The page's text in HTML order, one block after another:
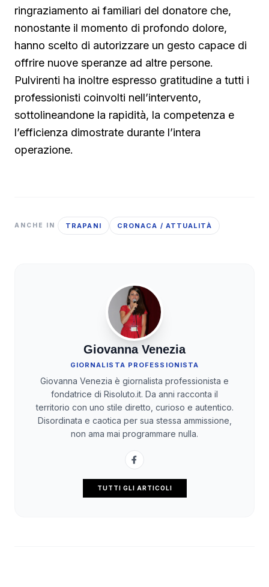
ringraziamento ai familiari del donatore che,
nonostante il momento di profondo dolore,
hanno scelto di autorizzare un gesto capace di
offrire nuove speranze ad altre persone.
Pulvirenti ha inoltre espresso gratitudine a tutti i
professionisti coinvolti nell’intervento,
sottolineandone la rapidità, la competenza e
l’efficienza dimostrate durante l’intera
operazione.
ANCHE IN TRAPANI CRONACA / ATTUALITÀ
Giovanna Venezia
GIORNALISTA PROFESSIONISTA
Giovanna Venezia è giornalista professionista e
fondatrice di Risoluto.it. Da anni racconta il
territorio con uno stile diretto, curioso e autentico.
Disordinata e caotica per sua stessa ammissione,
non ama mai programmare nulla.
TUTTI GLI ARTICOLI